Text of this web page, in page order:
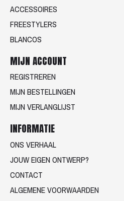
ACCESSOIRES
FREESTYLERS
BLANCOS
MIJN ACCOUNT
REGISTREREN
MIJN BESTELLINGEN
MIJN VERLANGLIJST
INFORMATIE
ONS VERHAAL
JOUW EIGEN ONTWERP?
CONTACT
ALGEMENE VOORWAARDEN